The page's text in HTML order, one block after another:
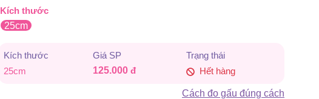
Kích thước
25cm
Kích thước Giá SP
Trạng thái
25cm
125.000 đ Hết hàng
Cách đo gấu đúng cách